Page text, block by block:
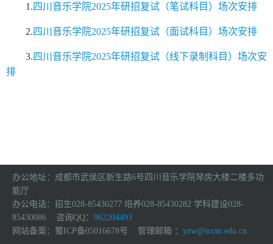
1.四川音乐学院2025年研招复试（笔试科目）场次安排
2.四川音乐学院2025年研招复试（面试科目）场次安排
3.四川音乐学院2025年研招复试（线下录制科目）场次安
排
办公地址：成都市武侯区新生路6号四川音乐学院琴房大楼二楼多功
能厅
办公电话：招生028-85430277 培养028-85430282 学科建设028-
85430086 咨询QQ： 962204493
网站备案：蜀ICP备05016678号 管理邮箱 ： yzw@sccm.edu.cn